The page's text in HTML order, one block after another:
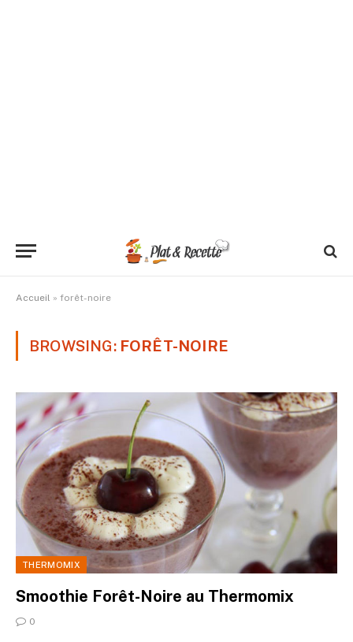
Accueil » forêt-noire
BROWSING: FORÊT-NOIRE
THERMOMIX
Smoothie Forêt-Noire au Thermomix
0